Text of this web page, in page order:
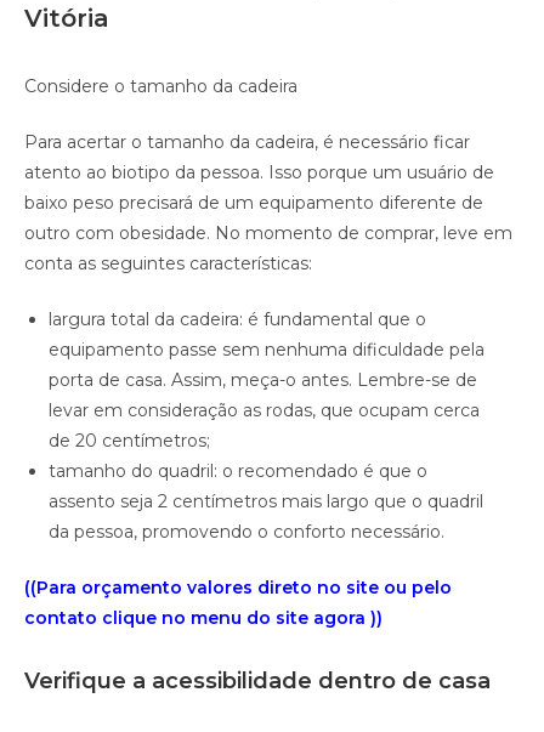
Vitória
Considere o tamanho da cadeira
Para acertar o tamanho da cadeira, é necessário ficar
atento ao biotipo da pessoa. Isso porque um usuário de
baixo peso precisará de um equipamento diferente de
outro com obesidade. No momento de comprar, leve em
conta as seguintes características:
largura total da cadeira: é fundamental que o
equipamento passe sem nenhuma dificuldade pela
porta de casa. Assim, meça-o antes. Lembre-se de
levar em consideração as rodas, que ocupam cerca
de 20 centímetros;
tamanho do quadril: o recomendado é que o
assento seja 2 centímetros mais largo que o quadril
da pessoa, promovendo o conforto necessário.
((Para orçamento valores direto no site ou pelo
contato clique no menu do site agora ))
Verifique a acessibilidade dentro de casa